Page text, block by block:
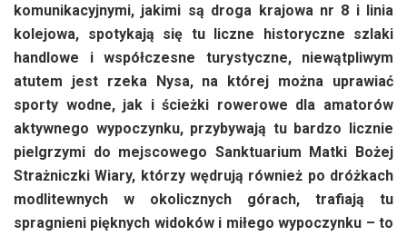
komunikacyjnymi, jakimi są droga krajowa nr 8 i linia
kolejowa, spotykają się tu liczne historyczne szlaki
handlowe i współczesne turystyczne, niewątpliwym
atutem jest rzeka Nysa, na której można uprawiać
sporty wodne, jak i ścieżki rowerowe dla amatorów
aktywnego wypoczynku, przybywają tu bardzo licznie
pielgrzymi do mejscowego Sanktuarium Matki Bożej
Strażniczki Wiary, którzy wędrują również po dróżkach
modlitewnych w okolicznych górach, trafiają tu
spragnieni pięknych widoków i miłego wypoczynku – to